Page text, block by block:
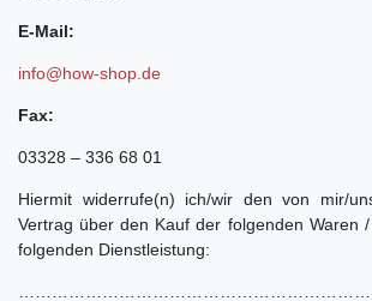
E-Mail:
info@how-shop.de
Fax:
03328 – 336 68 01
Hiermit widerrufe(n) ich/wir den von mir/
Vertrag über den Kauf der folgenden Waren
folgenden Dienstleistung: